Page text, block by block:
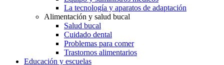
La tecnología y aparatos de adaptación
Alimentación y salud bucal
Salud bucal
Cuidado dental
Problemas para comer
Trastornos alimentarios
Educación y escuelas